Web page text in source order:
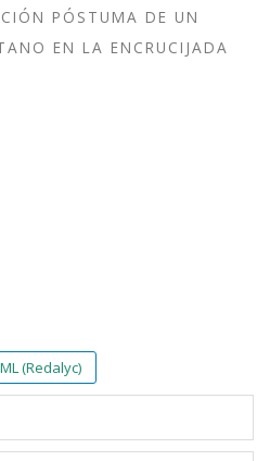
PÓSTUMA DE UN
EN LA ENCRUCIJADA
(Redalyc)